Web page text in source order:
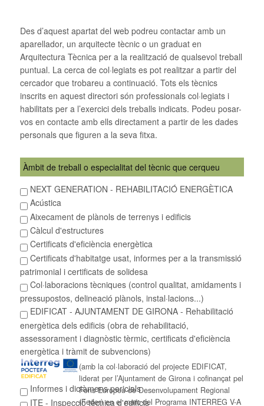
Des d’aquest apartat del web podreu contactar amb un
aparellador, un arquitecte tècnic o un graduat en
Arquitectura Tècnica per a la realització de qualsevol treball
puntual. La cerca de col·legiats es pot realitzar a partir del
cercador que trobareu a continuació. Tots els tècnics
inscrits en aquest directori són professionals col·legiats i
habilitats per a l’exercici dels treballs indicats. Podeu posar-
vos en contacte amb ells directament a partir de les dades
personals que figuren a la seva fitxa.
Àmbit de treball o especialitat del tècnic que cerqueu
NEXT GENERATION - REHABILITACIÓ ENERGÈTICA
Acústica
Aixecament de plànols de terrenys i edificis
Càlcul d'estructures
Certificats d'eficiència energètica
Certificats d'habitatge usat, informes per a la transmissió
patrimonial i certificats de solidesa
Col·laboracions tècniques (control qualitat, amidaments i
pressupostos, delineació plànols, instal·lacions...)
EDIFICAT - AJUNTAMENT DE GIRONA - Rehabilitació
energètica dels edificis (obra de rehabilitació,
assessorament i diagnòstic tèrmic, certificats d'eficiència
energètica i tràmit de subvencions)
(amb la col·laboració del projecte EDIFICAT,
liderat per l’Ajuntament de Girona i cofinançat pel
Fons Europeu de Desenvolupament Regional
(Feder) en el marc del Programa INTERREG V-A
Informes i dictàmens pericials
ITE - Inspecció tècnica d'edificis